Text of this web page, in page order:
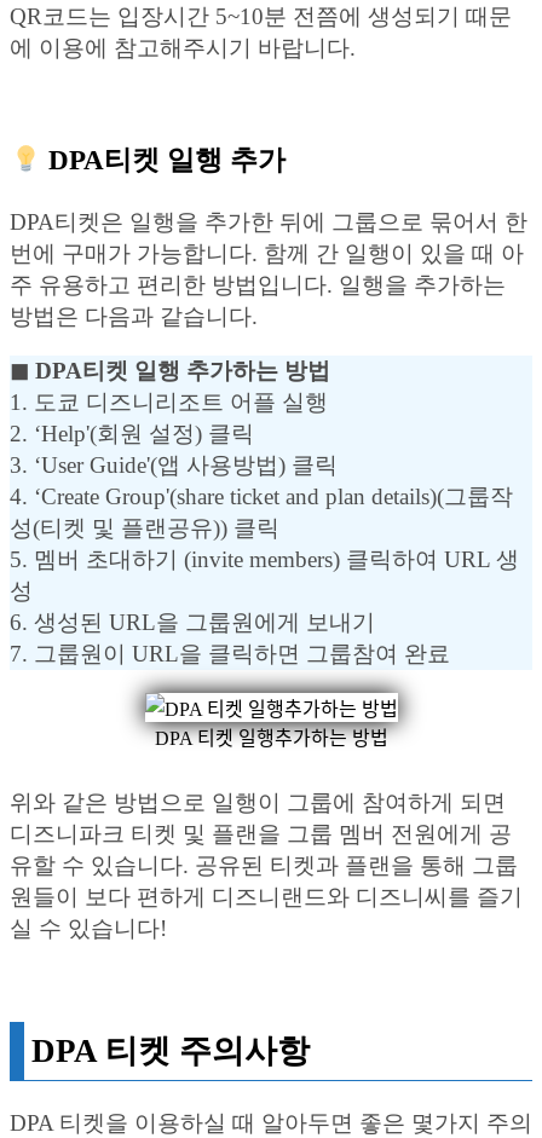
QR코드는 입장시간 5~10분 전쯤에 생성되기 때문
에 이용에 참고해주시기 바랍니다.
DPA티켓 일행 추가
DPA티켓은 일행을 추가한 뒤에 그룹으로 묶어서 한
번에 구매가 가능합니다. 함께 간 일행이 있을 때 아
주 유용하고 편리한 방법입니다. 일행을 추가하는
방법은 다음과 같습니다.
◼︎ DPA티켓 일행 추가하는 방법
1. 도쿄 디즈니리조트 어플 실행
2. ‘Help'(회원 설정) 클릭
3. ‘User Guide'(앱 사용방법) 클릭
4. ‘Create Group'(share ticket and plan details)(그룹작
성(티켓 및 플랜공유)) 클릭
5. 멤버 초대하기 (invite members) 클릭하여 URL 생
성
6. 생성된 URL을 그룹원에게 보내기
7. 그룹원이 URL을 클릭하면 그룹참여 완료
DPA 티켓 일행추가하는 방법
위와 같은 방법으로 일행이 그룹에 참여하게 되면
디즈니파크 티켓 및 플랜을 그룹 멤버 전원에게 공
유할 수 있습니다. 공유된 티켓과 플랜을 통해 그룹
원들이 보다 편하게 디즈니랜드와 디즈니씨를 즐기
실 수 있습니다!
DPA 티켓 주의사항
DPA 티켓을 이용하실 때 알아두면 좋은 몇가지 주의